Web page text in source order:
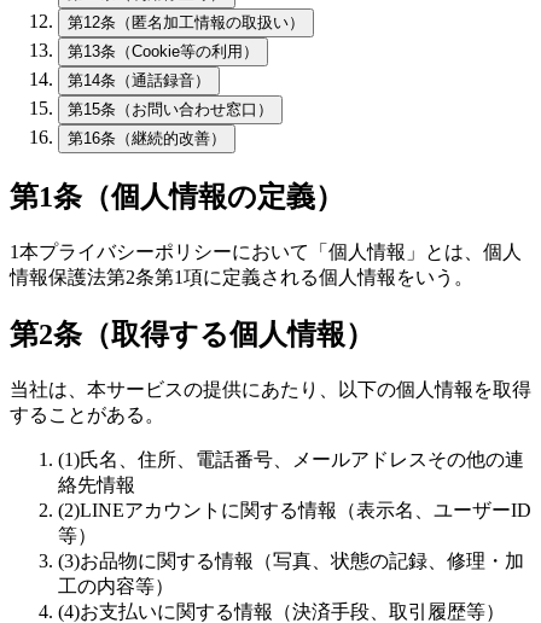
第12条（匿名加工情報の取扱い）
第13条（Cookie等の利用）
第14条（通話録音）
第15条（お問い合わせ窓口）
第16条（継続的改善）
第1条（個人情報の定義）
1本プライバシーポリシーにおいて「個人情報」とは、個人
情報保護法第2条第1項に定義される個人情報をいう。
第2条（取得する個人情報）
当社は、本サービスの提供にあたり、以下の個人情報を取得
することがある。
(1)氏名、住所、電話番号、メールアドレスその他の連
絡先情報
(2)LINEアカウントに関する情報（表示名、ユーザーID
等）
(3)お品物に関する情報（写真、状態の記録、修理・加
工の内容等）
(4)お支払いに関する情報（決済手段、取引履歴等）